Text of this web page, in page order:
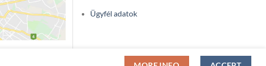
Ügyfél adatok